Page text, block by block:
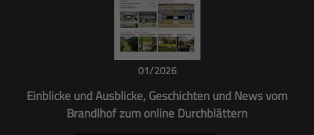
01/2026
Einblicke und Ausblicke, Geschichten und News vom
Brandlhof zum online Durchblättern